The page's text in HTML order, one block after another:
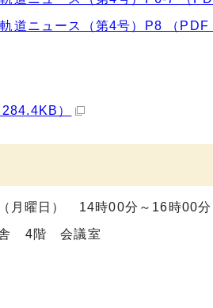
道ニュース（第4号）P8 （PDF
）
月曜日） 14時00分～16時00分
舎 4階 会議室